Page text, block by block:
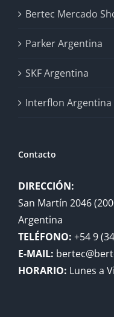
Bertec Mercado
Parker Argentina
SKF Argentina
Interflon Argentina
Contacto
DIRECCIÓN:
San Martín 2046
Argentina
TELÉFONO: +54 9
E-MAIL:
HORARIO: Lunes a